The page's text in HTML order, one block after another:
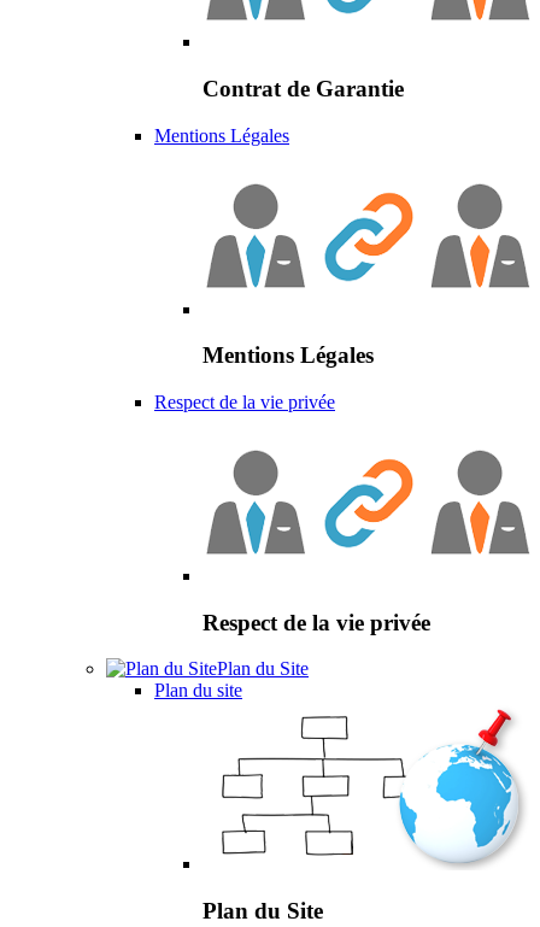
Contrat de Garantie
Mentions Légales
Mentions Légales
Respect de la vie privée
Respect de la vie privée
Plan du Site
Plan du site
Plan du Site